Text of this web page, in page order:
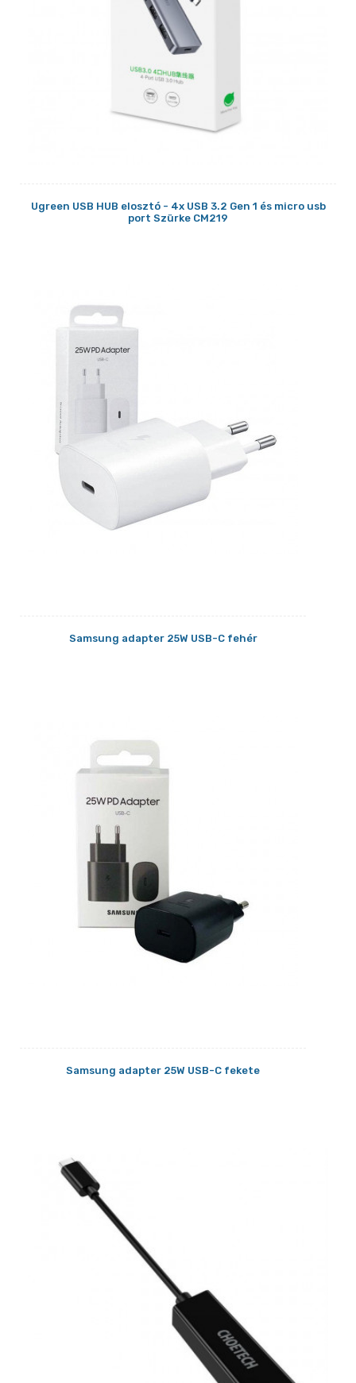
Ugreen USB HUB elosztó - 4x USB 3.2 Gen 1 és micro usb
port Szürke CM219
Samsung adapter 25W USB-C fehér
Samsung adapter 25W USB-C fekete